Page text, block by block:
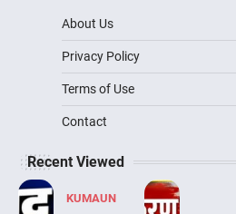
About Us
Privacy Policy
Terms of Use
Contact
Recent Viewed
KUMAUN